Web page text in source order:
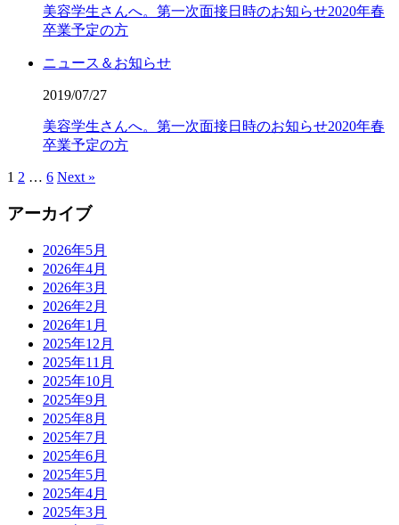
美容学生さんへ。第一次面接日時のお知らせ2020年春
卒業予定の方
ニュース＆お知らせ
2019/07/27
美容学生さんへ。第一次面接日時のお知らせ2020年春
卒業予定の方
1 2 … 6 Next »
アーカイブ
2026年5月
2026年4月
2026年3月
2026年2月
2026年1月
2025年12月
2025年11月
2025年10月
2025年9月
2025年8月
2025年7月
2025年6月
2025年5月
2025年4月
2025年3月